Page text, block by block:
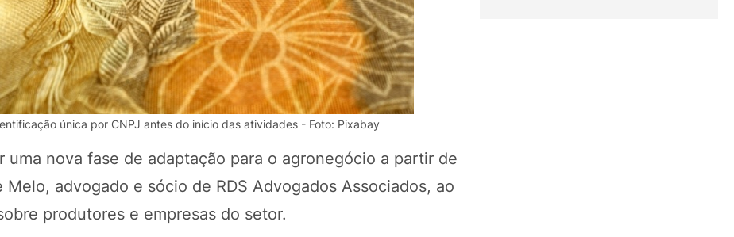
única por CNPJ antes do início das atividades - Foto: Pixabay
nova fase de adaptação para o agronegócio a partir de
advogado e sócio de RDS Advogados Associados, ao
produtores e empresas do setor.